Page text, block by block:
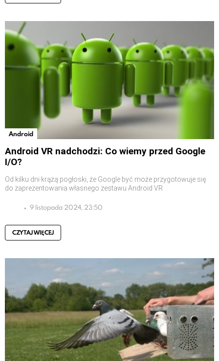
Android
Android VR nadchodzi: Co wiemy przed Google
I/O?
Od kilku dni krążą pogłoski, że Google być może przygotowuje się
do zaprezentowania własnego zestawu Android VR
9 listopada 2024, 23:50
CZYTAJ WIĘCEJ